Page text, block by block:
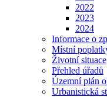
2022
2023
2024
Informace o
Místní
Životní situace
Přehled úřadů
Územní plán
Urbanistická